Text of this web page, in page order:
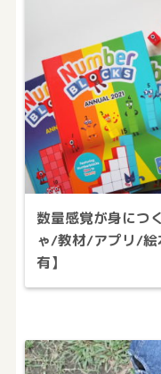
数量感覚が身につ
ゃ/教材/アプリ/絵
有】